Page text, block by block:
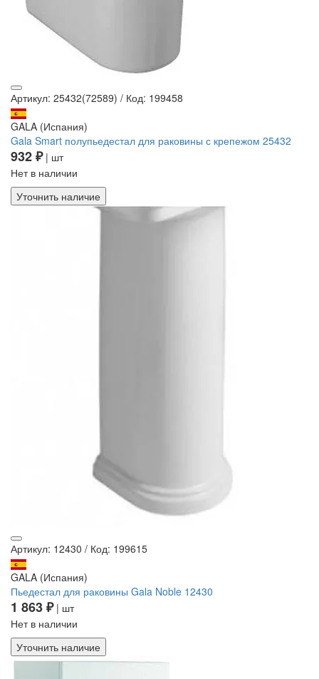
Артикул: 25432(72589) / Код: 199458
GALA (Испания)
Gala Smart полупьедестал для раковины с крепежом 25432
932 ₽| шт
Нет в наличии
Уточнить наличие
Артикул: 12430 / Код: 199615
GALA (Испания)
Пьедестал для раковины Gala Noble 12430
1 863 ₽| шт
Нет в наличии
Уточнить наличие